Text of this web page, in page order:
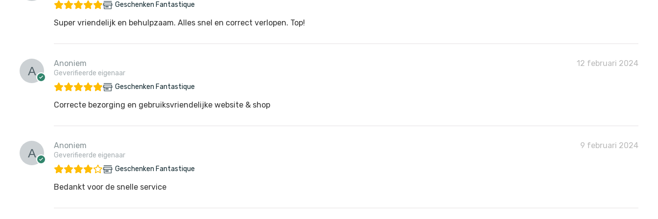
Geschenken Fantastique
Super vriendelijk en behulpzaam. Alles snel en correct verlopen. Top!
Anoniem
Geverifieerde eigenaar
12 februari 2024
Geschenken Fantastique
Correcte bezorging en gebruiksvriendelijke website & shop
Anoniem
Geverifieerde eigenaar
9 februari 2024
Geschenken Fantastique
Bedankt voor de snelle service